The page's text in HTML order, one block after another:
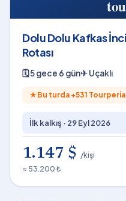
Dolu Dolu Kafkas
Rotası
🗓5 gece 6 gün✈Uçaklı
★ Bu turda +531 Tourperia
İlk kalkış · 29 Eyl 2026
1.147 $ /kişi
≈ 53.200 ₺